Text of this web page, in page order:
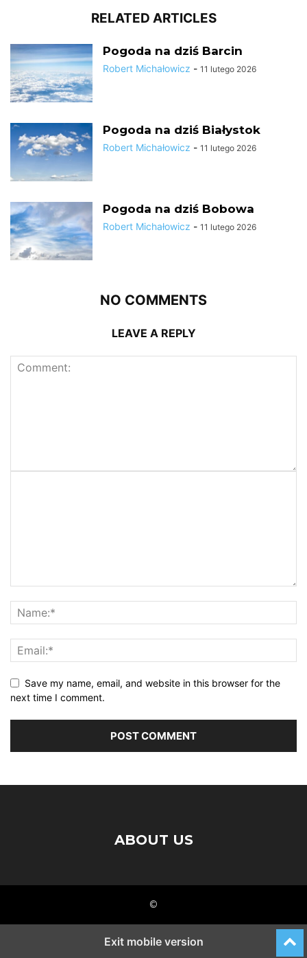
RELATED ARTICLES
Pogoda na dziś Barcin
Robert Michałowicz - 11 lutego 2026
Pogoda na dziś Białystok
Robert Michałowicz - 11 lutego 2026
Pogoda na dziś Bobowa
Robert Michałowicz - 11 lutego 2026
NO COMMENTS
LEAVE A REPLY
Save my name, email, and website in this browser for the
next time I comment.
ABOUT US
©
Exit mobile version